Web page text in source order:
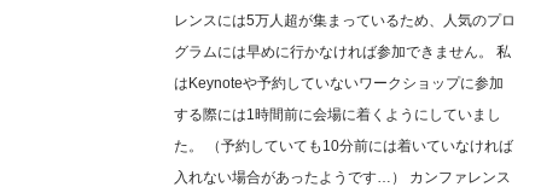
レンスには5万人超が集まっているため、人気のプロ
グラムには早めに行かなければ参加できません。 私
はKeynoteや予約していないワークショップに参加
する際には1時間前に会場に着くようにしていまし
た。 （予約していても10分前には着いていなければ
入れない場合があったようです…） カンファレンス